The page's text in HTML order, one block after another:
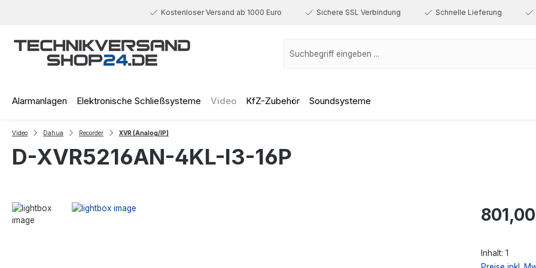
Kostenloser Versand ab 1000 Euro Sichere SSL Verbindung Schnelle Lieferung
Alarmanlagen Elektronische Schließsysteme Video KfZ-Zubehör Soundsysteme
Video Dahua Recorder XVR (Analog/IP)
D-XVR5216AN-4KL-I3-16P
Regulärer Preis:
Inhalt: 1